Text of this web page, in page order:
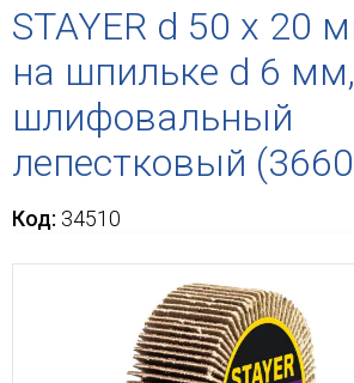
STAYER d 50 x 20
на шпильке d 6
шлифовальный
лепестковый
Код: 34510